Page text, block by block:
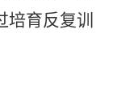
培育反复训